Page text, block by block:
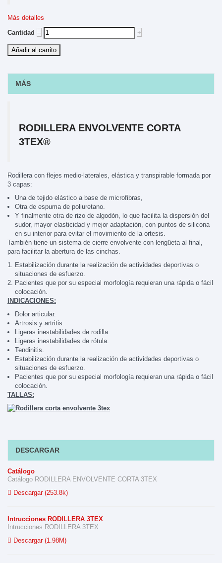
Más detalles
Cantidad ‒ +
Añadir al carrito
MÁS
RODILLERA ENVOLVENTE CORTA
3TEX®
Rodillera con flejes medio-laterales, elástica y transpirable formada por
3 capas:
Una de tejido elástico a base de microfibras,
Otra de espuma de poliuretano.
Y finalmente otra de rizo de algodón, lo que facilita la dispersión del
sudor, mayor elasticidad y mejor adaptación, con puntos de silicona
en su interior para evitar el movimiento de la ortesis.
También tiene un sistema de cierre envolvente con lengüeta al final,
para facilitar la abertura de las cinchas.
Estabilización durante la realización de actividades deportivas o
situaciones de esfuerzo.
Pacientes que por su especial morfología requieran una rápida o fácil
colocación.
INDICACIONES:
Dolor articular.
Artrosis y artritis.
Ligeras inestabilidades de rodilla.
Ligeras inestabilidades de rótula.
Tendinitis.
Estabilización durante la realización de actividades deportivas o
situaciones de esfuerzo.
Pacientes que por su especial morfología requieran una rápida o fácil
colocación.
TALLAS:
DESCARGAR
Catálogo
Catálogo RODILLERA ENVOLVENTE CORTA 3TEX
Descargar (253.8k)
Intrucciones RODILLERA 3TEX
Intrucciones RODILLERA 3TEX
Descargar (1.98M)